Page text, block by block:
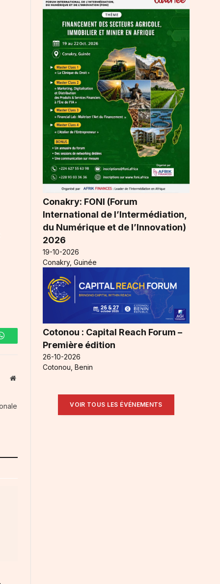
WhatsApp
Website
Conakry: FONI (Forum
International de l’Intermédiation,
du Numérique et de l’Innovation)
2026
19-10-2026
Conakry, Guinée
Cotonou : Capital Reach Forum –
Première édition
26-10-2026
Cotonou, Benin
VOIR TOUS LES ÉVÉNEMENTS